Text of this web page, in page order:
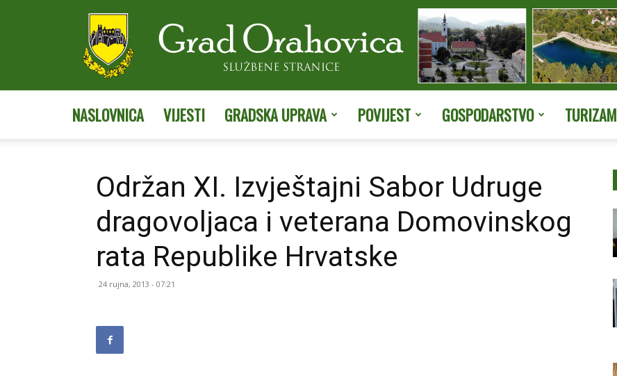
stranice
NASLOVNICA VIJESTI GRADSKA UPRAVA POVIJEST GOSPODARSTVO TURIZAM
Održan XI. Izvještajni Sabor Udruge
dragovoljaca i veterana Domovinskog
rata Republike Hrvatske
24 rujna, 2013 - 07:21